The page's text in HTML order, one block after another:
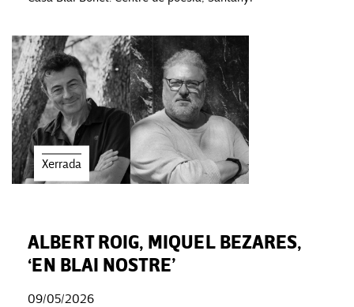
Xerrada
ALBERT ROIG, MIQUEL BEZARES,
‘EN BLAI NOSTRE’
09/05/2026